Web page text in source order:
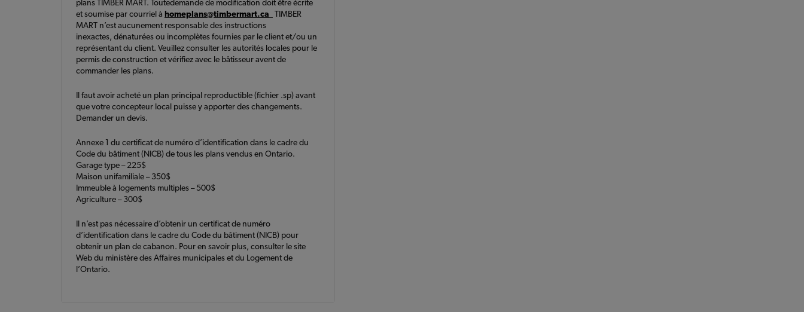
plans TIMBER MART. Toutedemande de modification doit être écrite
et soumise par courriel à homeplans@timbermart.ca
TIMBER
MART n’est aucunement responsable des instructions
inexactes, dénaturées ou incomplètes fournies par le client et/ou un
représentant du client. Veuillez consulter les autorités locales pour le
permis de construction et vérifiez avec le bâtisseur avent de
commander les plans.
Il faut avoir acheté un plan principal reproductible (fichier .sp) avant
que votre concepteur local puisse y apporter des changements.
Demander un devis.
Annexe 1 du certificat de numéro d’identification dans le cadre du
Code du bâtiment (NICB) de tous les plans vendus en Ontario.
Garage type – 225$
Maison unifamiliale – 350$
Immeuble à logements multiples – 500$
Agriculture – 300$
Il n’est pas nécessaire d’obtenir un certificat de numéro
d’identification dans le cadre du Code du bâtiment (NICB) pour
obtenir un plan de cabanon. Pour en savoir plus, consulter le site
Web du ministère des Affaires municipales et du Logement de
l’Ontario.